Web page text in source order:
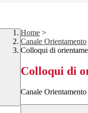
Home >
Canale Orientamento
Colloqui di
Colloqui di
Canale Orientamento